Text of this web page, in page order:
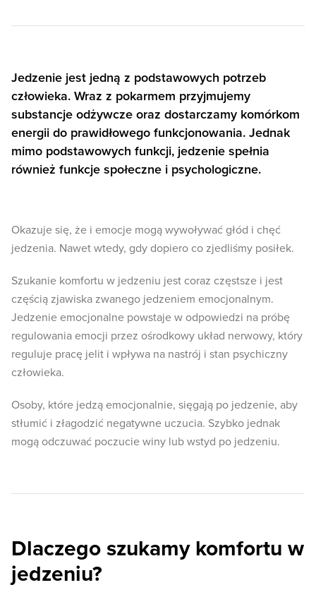
Jedzenie jest jedną z podstawowych potrzeb
człowieka. Wraz z pokarmem przyjmujemy
substancje odżywcze oraz dostarczamy komórkom
energii do prawidłowego funkcjonowania. Jednak
mimo podstawowych funkcji, jedzenie spełnia
również funkcje społeczne i psychologiczne.
Okazuje się, że i emocje mogą wywoływać głód i chęć
jedzenia. Nawet wtedy, gdy dopiero co zjedliśmy posiłek.
Szukanie komfortu w jedzeniu jest coraz częstsze i jest
częścią zjawiska zwanego jedzeniem emocjonalnym.
Jedzenie emocjonalne powstaje w odpowiedzi na próbę
regulowania emocji przez ośrodkowy układ nerwowy, który
reguluje pracę jelit i wpływa na nastrój i stan psychiczny
człowieka.
Osoby, które jedzą emocjonalnie, sięgają po jedzenie, aby
stłumić i złagodzić negatywne uczucia. Szybko jednak
mogą odczuwać poczucie winy lub wstyd po jedzeniu.
Dlaczego szukamy komfortu w
jedzeniu?